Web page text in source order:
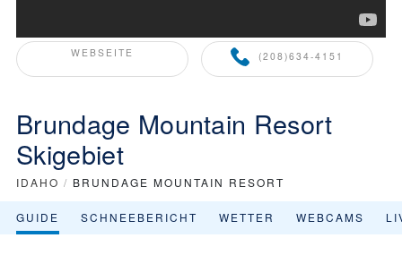
WEBSEITE (208)634-4151
Brundage Mountain Resort
Skigebiet
IDAHO / BRUNDAGE MOUNTAIN RESORT
GUIDE SCHNEEBERICHT WETTER WEBCAMS